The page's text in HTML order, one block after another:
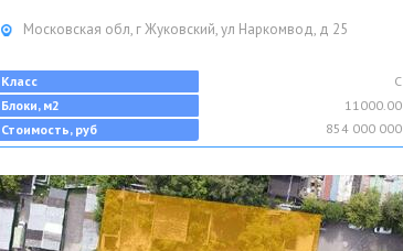
Московская обл, г Жуковский, ул Наркомвод, д 25
Класс
C
Блоки, м2
11000.00
Стоимость, руб
854 000 000